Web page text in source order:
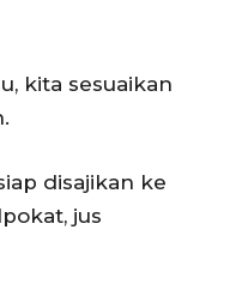
kita sesuaikan
disajikan ke
jus